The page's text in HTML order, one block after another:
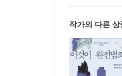
작가의 다른 상